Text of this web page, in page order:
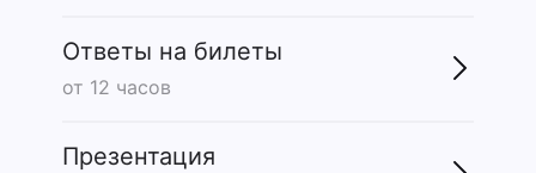
Ответы на билеты
от 12 часов
Презентация